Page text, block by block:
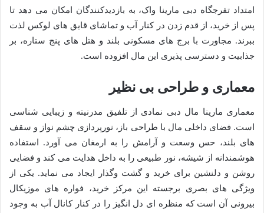
امتداد تفرجگاه دبی مارینا واک، به بازدیدکنندگان امکان می دهد تا
پس از خرید، از قدم زدن در کنار آب و تماشای قایق های لوکس لذت
ببرند. مجاورت با برج های مسکونی بلند و هتل های پنج ستاره، بر
جذابیت و دسترسی پذیری این مال افزوده است.
معماری و طراحی بی نظیر
معماری مارینا مال دبی نمادی از تلفیق مدرنیته و زیبایی شناسی
است. فضای داخلی مال با طراحی باز، نورپردازی چشم نواز و سقف
های بلند، حس وسعت و آرامش را به ارمغان می آورد. استفاده
هوشمندانه از شیشه، نور طبیعی را به داخل هدایت می کند و فضایی
روشن و دلنشین برای خرید و گشت وگذار ایجاد می نماید. یکی از
ویژگی های بصری برجسته این مرکز خرید، فواره های موزیکال
بیرونی آن است که منظره ای دل انگیز را در کنار کانال آب به وجود